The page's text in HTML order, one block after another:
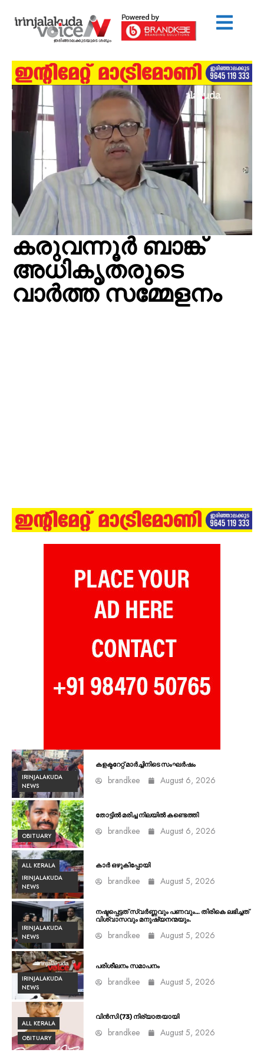
കരുവന്നൂർ ബാങ്ക്
അധികൃതരുടെ
വാർത്ത സമ്മേളനം
IRINJALAKUDA
NEWS
കളക്ടറേറ്റ് മാർച്ചിനിടെ സംഘർഷം
brandkee August 6, 2026
OBITUARY
തോട്ടിൽ മരിച്ച നിലയിൽ കണ്ടെത്തി
brandkee August 6, 2026
ALL KERALA
IRINJALAKUDA
NEWS
കാർ ഒഴുകിപ്പോയി
brandkee August 5, 2026
IRINJALAKUDA
NEWS
നഷ്ടപ്പെട്ടത് സ്വർണ്ണവും പണവും… തിരികെ ലഭിച്ചത്
വിശ്വാസവും മനുഷ്യനന്മയും.
brandkee August 5, 2026
IRINJALAKUDA
NEWS
പരിശീലനം സമാപനം
brandkee August 5, 2026
ALL KERALA
OBITUARY
വിൻസി (73) നിര്യാതയായി
brandkee August 5, 2026